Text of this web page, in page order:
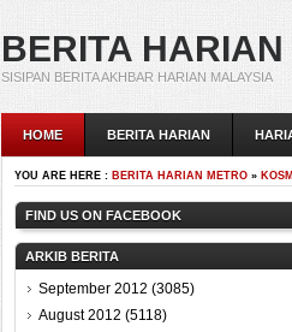
BERITA HARIAN
SISIPAN BERITA AKHBAR HARIAN MALAYSIA
HOME BERITA HARIAN
YOU ARE HERE : BERITA HARIAN METRO »
FIND US ON FACEBOOK
ARKIB BERITA
September 2012 (3085)
August 2012 (5118)